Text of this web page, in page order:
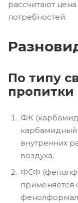
рассчитают
потребностей.
По типу
пропитки
ФК
карбамидный
внутренних
воздуха.
ФСФ
применяется